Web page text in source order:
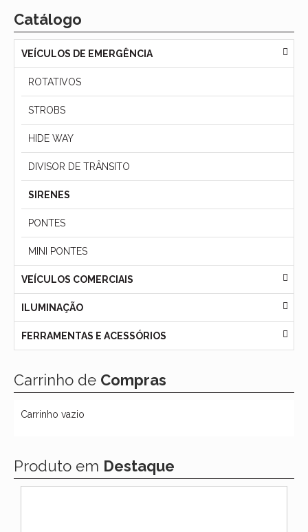
Catálogo
VEÍCULOS DE EMERGÊNCIA
ROTATIVOS
STROBS
HIDE WAY
DIVISOR DE TRÂNSITO
SIRENES
PONTES
MINI PONTES
VEÍCULOS COMERCIAIS
ILUMINAÇÃO
FERRAMENTAS E ACESSÓRIOS
Carrinho de Compras
Carrinho vazio
Produto em Destaque